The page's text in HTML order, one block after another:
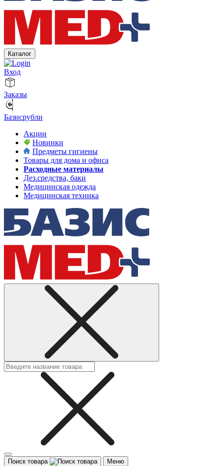
Каталог
Вход
Заказы
Базисрубли
Акции
Новинки
Предметы гигиены
Товары для дома и офиса
Расходные материалы
Дез.средства, баки
Медицинская одежда
Медицинская техника
Поиск товара Меню